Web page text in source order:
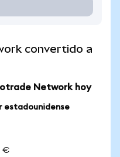
convertido a
Network hoy
estadounidense
€